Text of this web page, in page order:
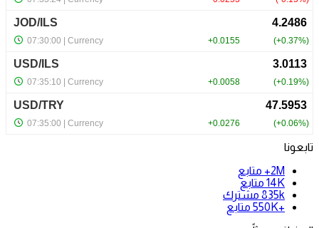
تابعونا
2M+
متابع
14K متابع
835k مشترك
+550K
متابع